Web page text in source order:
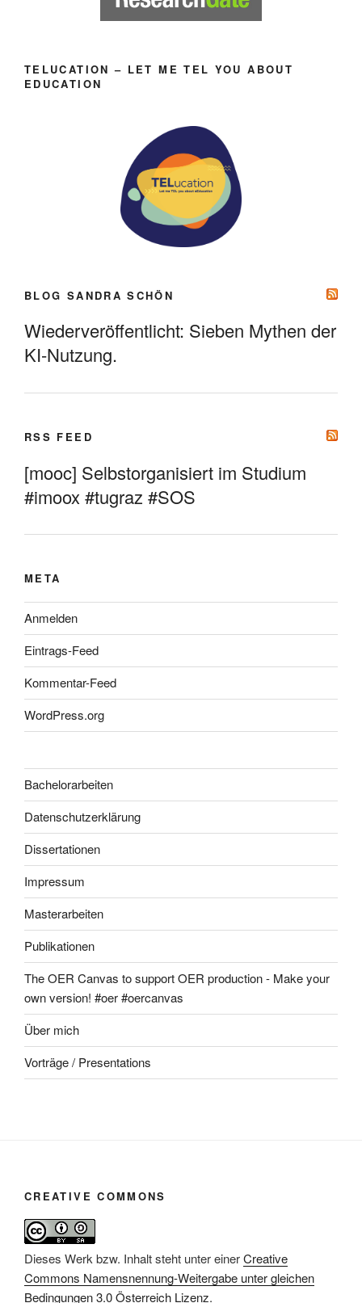
TELUCATION – LET ME TEL YOU ABOUT
EDUCATION
BLOG SANDRA SCHÖN
Wiederveröffentlicht: Sieben Mythen der
KI-Nutzung.
RSS FEED
[mooc] Selbstorganisiert im Studium
#imoox #tugraz #SOS
META
Anmelden
Eintrags-Feed
Kommentar-Feed
WordPress.org
Bachelorarbeiten
Datenschutzerklärung
Dissertationen
Impressum
Masterarbeiten
Publikationen
The OER Canvas to support OER production - Make your
own version! #oer #oercanvas
Über mich
Vorträge / Presentations
CREATIVE COMMONS
Dieses Werk bzw. Inhalt steht unter einerCreative
Commons Namensnennung-Weitergabe unter gleichen
Bedingungen 3.0 Österreich Lizenz.